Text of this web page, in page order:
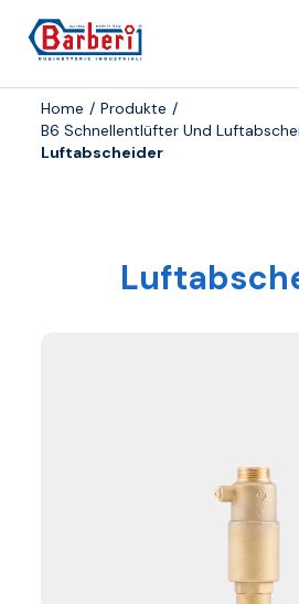
Home
Produkte
B6 Schnellentlüfter Und
Luftabscheider